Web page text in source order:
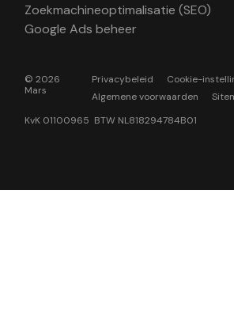
Zoekmachineoptimalisatie (SEO)
Google Ads beheer
© 2026
Mars
Privacybeleid
Cookie-
Algemene voorwaarden
KvK 01100965 BTW NL818294784B01